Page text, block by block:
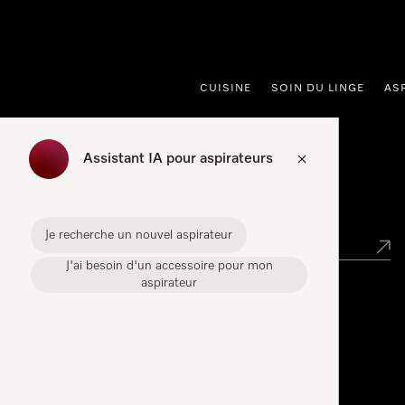
CUISINE SOIN DU LINGE
Assistant IA pour aspirateurs
Je recherche un nouvel aspirateur
J'ai besoin d'un accessoire pour mon
aspirateur